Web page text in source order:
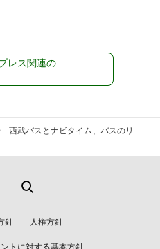
レス関連の
西武バスとナビタイム、バスのリ
針 人権方針
トに対する基本方針